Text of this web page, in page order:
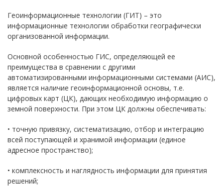
Геоинформационные технологии (ГИТ) – это
информационные технологии обработки географически
организованной информации.
Основной особенностью ГИС, определяющей ее
преимущества в сравнении с другими
автоматизированными информационными системами (АИС),
является наличие геоинформационной основы, т.е.
цифровых карт (ЦК), дающих необходимую информацию о
земной поверхности. При этом ЦК должны обеспечивать:
• точную привязку, систематизацию, отбор и интеграцию
всей поступающей и хранимой информации (единое
адресное пространство);
• комплексность и наглядность информации для принятия
решений;